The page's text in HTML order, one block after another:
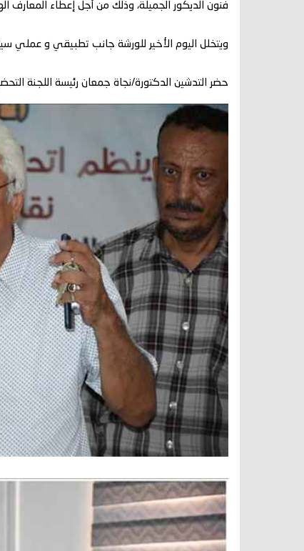
فنون الديكور الجميلة، وذلك من أجل إعطاء المعارف
ويتخلل اليوم الأخير للورشة جانب تطبيقي و عملي سيتم
حضر التدشين الدكتورة/نجاة جمعان رئيسة اللجنة